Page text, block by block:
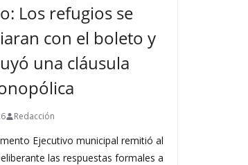
Los refugios se
con el boleto y
una cláusula
Redacción
Ejecutivo municipal remitió al
las respuestas formales a